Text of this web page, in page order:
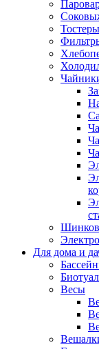
Тостеры
Для дома и
Весы